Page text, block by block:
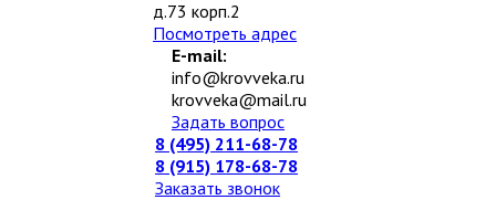
д.73 корп.2
Посмотреть адрес
E-mail:
info@krovveka.ru
krovveka@mail.ru
Задать вопрос
8 (495) 211-68-78
8 (915) 178-68-78
Заказать звонок